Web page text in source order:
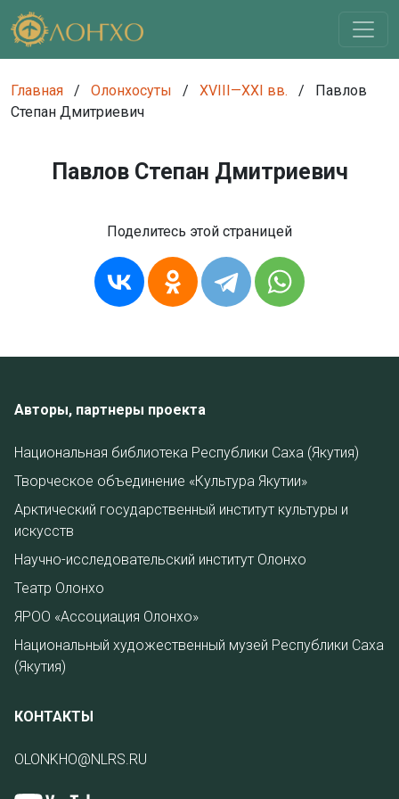
Главная / Олонхосуты / XVIII—XXI вв. /
Павлов
Степан Дмитриевич
Павлов Степан Дмитриевич
Поделитесь этой страницей
Авторы, партнеры проекта
Национальная библиотека Республики Саха (Якутия)
Творческое объединение «Культура Якутии»
Арктический государственный институт культуры и
искусств
Научно-исследовательский институт Олонхо
Театр Олонхо
ЯРОО «Ассоциация Олонхо»
Национальный художественный музей Республики Саха
(Якутия)
КОНТАКТЫ
OLONKHO@NLRS.RU